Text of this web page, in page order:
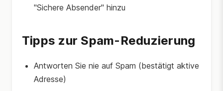
"Sichere Absender" hinzu
Tipps zur Spam-Reduzierung
Antworten Sie nie auf Spam (bestätigt aktive
Adresse)